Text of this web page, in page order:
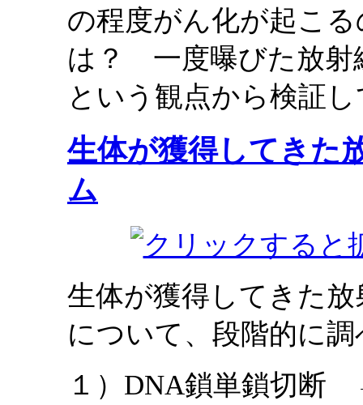
の程度がん化が起こ
は？ 一度曝びた放射
という観点から検証
生体が獲得してきた
ム
生体が獲得してきた
について、段階的に
１）DNA鎖単鎖切